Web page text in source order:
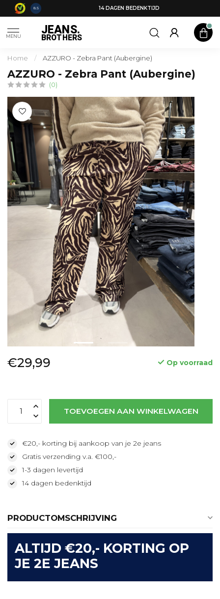
8.5 14 DAGEN BEDENKTIJD
MENU JEANS.
BROTHERS
Home / AZZURO - Zebra Pant (Aubergine)
AZZURO - Zebra Pant (Aubergine)
(0)
€29,99 Op voorraad
TOEVOEGEN AAN WINKELWAGEN
€20,- korting bij aankoop van je 2e jeans
Gratis verzending v.a. €100,-
1-3 dagen levertijd
14 dagen bedenktijd
PRODUCTOMSCHRIJVING
ALTIJD €20,- KORTING OP
JE 2E JEANS